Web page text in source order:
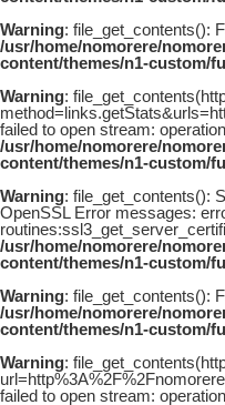
Warning: file_get_contents():
/usr/home/nomorere/
content/themes/n1-custom/
Warning:
failed to open stream:
/usr/home/nomorere/
content/themes/n1-custom/
Warning: file_get_contents():
OpenSSL Error messages:
/usr/home/nomorere/
content/themes/n1-custom/
Warning: file_get_contents():
/usr/home/nomorere/
content/themes/n1-custom/
Warning:
failed to open stream: